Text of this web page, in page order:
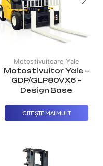
Motostivuitoare Yale
Motostivuitor Yale –
GDP/GLP80VX6 –
Design Base
CITEȘTE MAI MULT